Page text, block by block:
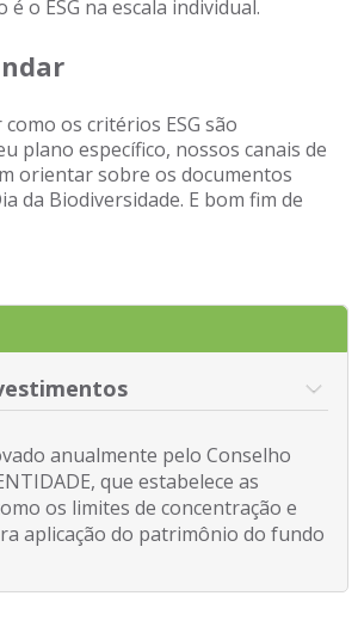
é o ESG na escala individual.
os critérios ESG são
plano específico, nossos canais de
orientar sobre os documentos
da Biodiversidade. E bom fim de
anualmente pelo Conselho
que estabelece as
os limites de concentração e
aplicação do patrimônio do fundo